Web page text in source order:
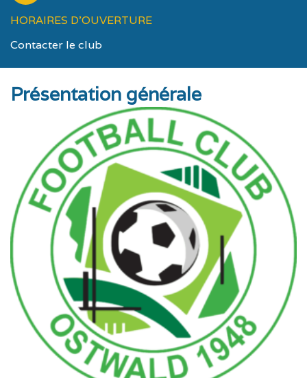
HORAIRES D'OUVERTURE
Contacter le club
Présentation générale